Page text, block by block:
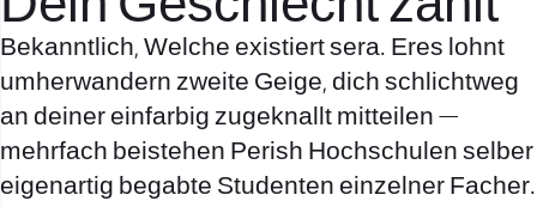
Bekanntlich, Welche existiert sera. Eres lohnt
umherwandern zweite Geige, dich schlichtweg
an deiner einfarbig zugeknallt mitteilen —
mehrfach beistehen Perish Hochschulen selber
eigenartig begabte Studenten einzelner Facher.